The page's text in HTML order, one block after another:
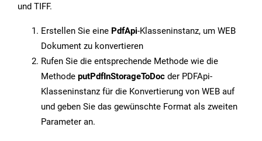
und TIFF.
Erstellen Sie eine PdfApi-Klasseninstanz, um WEB
Dokument zu konvertieren
Rufen Sie die entsprechende Methode wie die
Methode putPdfInStorageToDoc der PDFApi-
Klasseninstanz für die Konvertierung von WEB auf
und geben Sie das gewünschte Format als zweiten
Parameter an.